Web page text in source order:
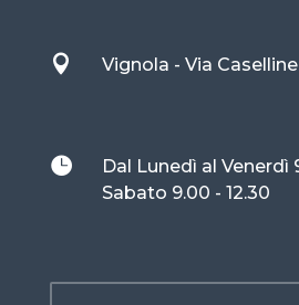
 Vignola - Via

Dal Lunedì al Venerdì
Sabato 9.00 - 12.30